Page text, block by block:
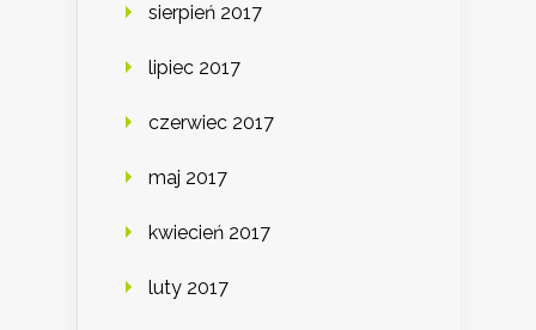
sierpień 2017
lipiec 2017
czerwiec 2017
maj 2017
kwiecień 2017
luty 2017